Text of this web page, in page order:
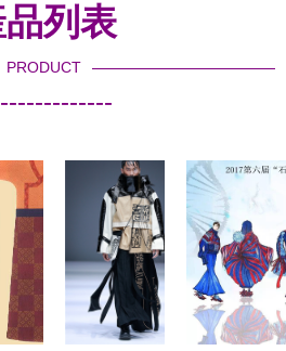
品列表
PRODUCT